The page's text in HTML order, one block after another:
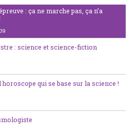
: ça ne marche pas, ça n’a
: science et science-fiction
horoscope qui se base sur la science !